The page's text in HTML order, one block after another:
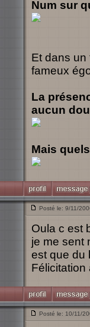
Num sur
Et dans un
fameux
La
aucun
Mais
Posté le: 9/11/
Oula c est
je me sent
est que du
Félicitation
Posté le: 10/11/